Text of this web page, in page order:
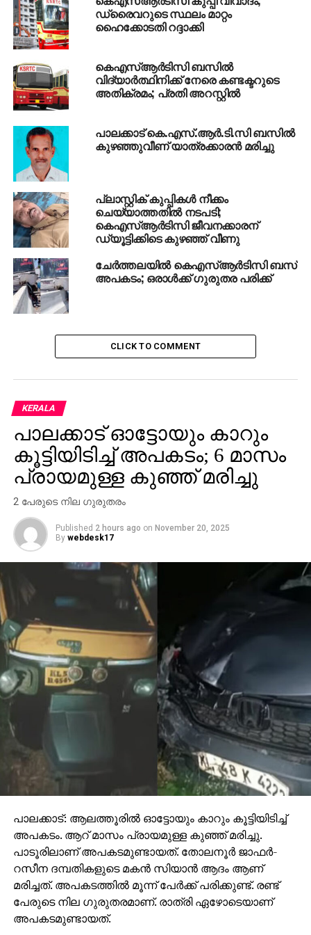
അറിയിച്ചു.
RELATED TOPICS: KSRTC TDF
UP NEXT
നെന്മാറ ഇരട്ടക്കൊലക്കേസ്; പ്രതി
ചെന്താമരയുമായി തെളിവെടുപ്പ് ഇന്ന്
DON'T MISS
മിഹിറിന്റെ മരണം: ആത്മഹത്യാപ്രേരണാക്കുറ്റം
ചുമത്തി കേസെടുത്തു
ഡ്രൈവറുടെ സ്ഥലം മാറ്റം
ഹൈക്കോടതി റദ്ദാക്കി
കെഎസ്ആര്‍ടിസി ബസില്‍
വിദ്യാര്‍ത്ഥിനിക്ക് നേരെ കണ്ടക്ടറുടെ
അതിക്രമം; പ്രതി അറസ്റ്റില്‍
പാലക്കാട് കെ.എസ്.ആര്‍.ടി.സി ബസില്‍
കുഴഞ്ഞുവീണ് യാത്രക്കാരന്‍ മരിച്ചു
പ്ലാസ്റ്റിക് കുപ്പികള്‍ നീക്കം
ചെയ്യാത്തതില്‍ നടപടി;
കെഎസ്ആര്‍ടിസി ജീവനക്കാരന്
ഡ്യൂട്ടിക്കിടെ കുഴഞ്ഞ് വീണു
ചേര്‍ത്തലയില്‍ കെഎസ്ആര്‍ടിസി ബസ്
അപകടം; ഒരാള്‍ക്ക് ഗുരുതര പരിക്ക്
CLICK TO COMMENT
KERALA
പാലക്കാട് ഓട്ടോയും കാറും
കൂട്ടിയിടിച്ച് അപകടം; 6 മാസം
പ്രായമുള്ള കുഞ്ഞ് മരിച്ചു
2 പേരുടെ നില ഗുരുതരം
Published 2 hours ago on November 20, 2025
By webdesk17
പാലക്കാട്: ആലത്തൂരില്‍ ഓട്ടോയും കാറും കൂട്ടിയിടിച്ച്
അപകടം. ആറ് മാസം പ്രായമുള്ള കുഞ്ഞ് മരിച്ചു.
പാടൂരിലാണ് അപകടമുണ്ടായത്. തോലനൂര്‍ ജാഫര്‍-
റസീന ദമ്പതികളുടെ മകന്‍ സിയാന്‍ ആദം ആണ്
മരിച്ചത്. അപകടത്തില്‍ മൂന്ന് പേര്‍ക്ക് പരിക്കുണ്ട്. രണ്ട്
പേരുടെ നില ഗുരുതരമാണ്. രാത്രി ഏഴോടെയാണ്
അപകടമുണ്ടായത്.